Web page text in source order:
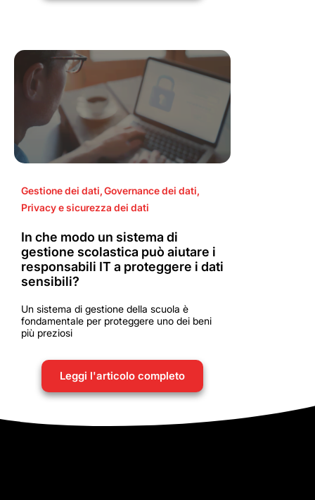
Gestione dei dati,Governance dei dati,
Privacy e sicurezza dei dati
In che modo un sistema di
gestione scolastica può aiutare i
responsabili IT a proteggere i dati
sensibili?
Un sistema di gestione della scuola è
fondamentale per proteggere uno dei beni
più preziosi
Leggi l'articolo completo